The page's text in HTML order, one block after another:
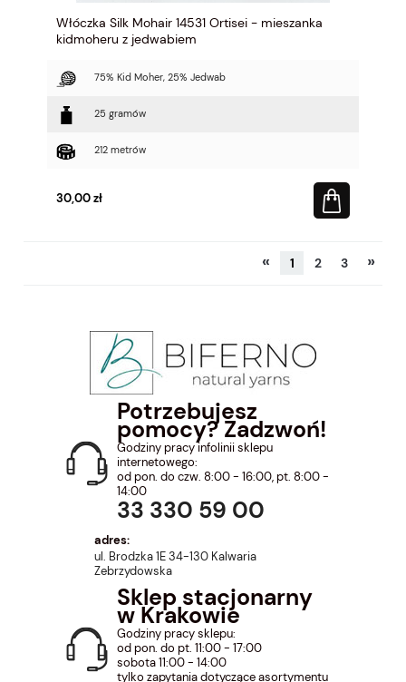
Włóczka Silk Mohair 14531 Ortisei - mieszanka
kidmoheru z jedwabiem
75% Kid Moher, 25% Jedwab
25 gramów
212 metrów
30,00 zł
« 1 2 3 »
Potrzebujesz
pomocy? Zadzwoń!
Godziny pracy infolinii sklepu
internetowego:
od pon. do czw. 8:00 - 16:00, pt. 8:00 -
14:00
33 330 59 00
adres:
ul. Brodzka 1E 34-130 Kalwaria
Zebrzydowska
Sklep stacjonarny
w Krakowie
Godziny pracy sklepu:
od pon. do pt. 11:00 - 17:00
sobota 11:00 - 14:00
tylko zapytania dotyczące asortymentu